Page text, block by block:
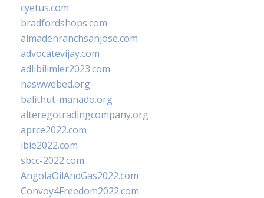
cyetus.com
bradfordshops.com
almadenranchsanjose.com
advocatevijay.com
adlibilimler2023.com
naswwebed.org
balithut-manado.org
alteregotradingcompany.org
aprce2022.com
ibie2022.com
sbcc-2022.com
AngolaOilAndGas2022.com
Convoy4Freedom2022.com